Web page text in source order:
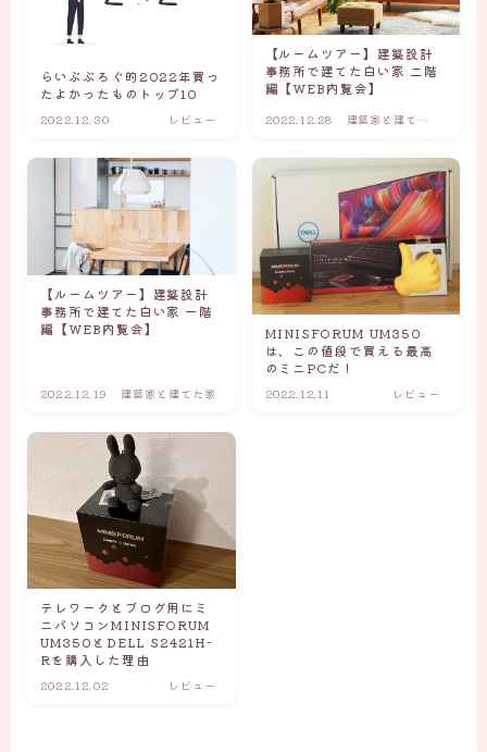
らいぶぶろぐ的2022年買っ
たよかったものトップ10
2022.12.30 レビュー
【ルームツアー】建築設計
事務所で建てた白い家 二階
編【WEB内覧会】
2022.12.28
建築家と建てた
【ルームツアー】建築設計
事務所で建てた白い家 一階
編【WEB内覧会】
2022.12.19 建築家と建てた家
MINISFORUM UM350
は、この値段で買える最高
のミニPCだ！
2022.12.11 レビュー
テレワークとブログ用にミ
ニパソコンMINISFORUM
UM350とDELL S2421H-
Rを購入した理由
2022.12.02 レビュー